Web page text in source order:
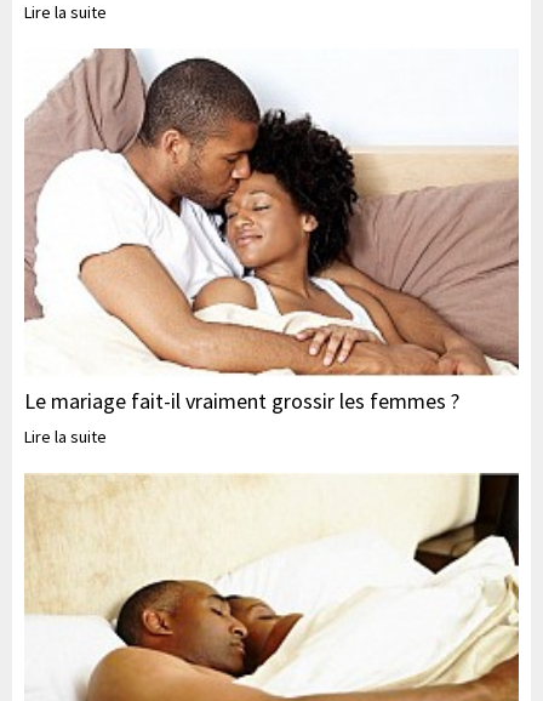
Lire la suite
Le mariage fait-il vraiment grossir les femmes ?
Lire la suite